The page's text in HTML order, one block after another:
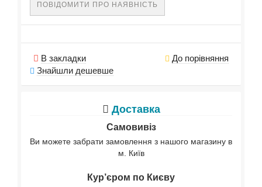
ПОВІДОМИТИ ПРО НАЯВНІСТЬ
В закладки
До порівняння
Знайшли дешевше
Доставка
Самовивіз
Ви можете забрати замовлення з нашого магазину в
м. Київ
Кур’єром по Києву